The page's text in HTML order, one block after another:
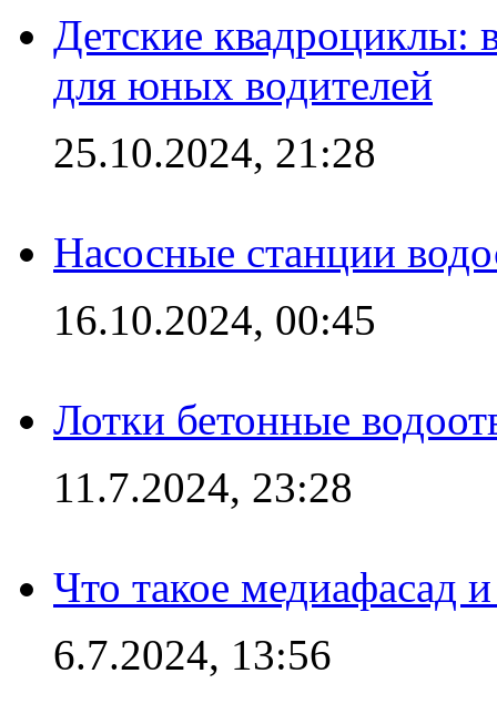
Детские квадроциклы:
для юных водителей
25.10.2024, 21:28
Насосные станции
16.10.2024, 00:45
Лотки бетонные
11.7.2024, 23:28
Что такое медиафасад
6.7.2024, 13:56